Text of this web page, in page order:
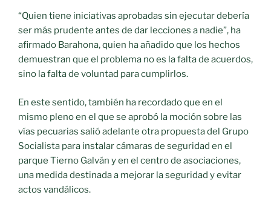
“Quien tiene iniciativas aprobadas sin ejecutar debería
ser más prudente antes de dar lecciones a nadie”, ha
afirmado Barahona, quien ha añadido que los hechos
demuestran que el problema no es la falta de acuerdos,
sino la falta de voluntad para cumplirlos.
En este sentido, también ha recordado que en el
mismo pleno en el que se aprobó la moción sobre las
vías pecuarias salió adelante otra propuesta del Grupo
Socialista para instalar cámaras de seguridad en el
parque Tierno Galván y en el centro de asociaciones,
una medida destinada a mejorar la seguridad y evitar
actos vandálicos.